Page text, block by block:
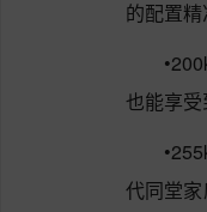
的配置
也能享受
代同堂